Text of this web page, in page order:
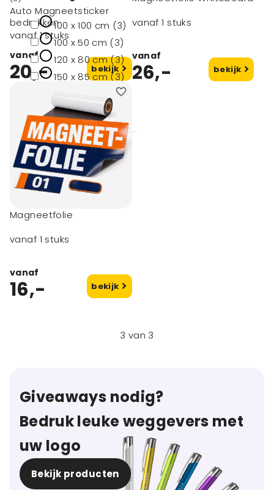
100 x 100 cm (3)
100 x 50 cm (3)
120 x 80 cm (3)
150 x 85 cm (3)
200 x 100 cm (3)
toon meer
Auto Magneetsticker
bedrukken
vanaf 1 stuks
vanaf
20,- bekijk
vanaf 1 stuks
vanaf
26,- bekijk
Magneetfolie
vanaf 1 stuks
vanaf
16,- bekijk
3 van 3
Giveaways nodig?
Bedruk leuke weggevers met
uw logo
Bekijk producten